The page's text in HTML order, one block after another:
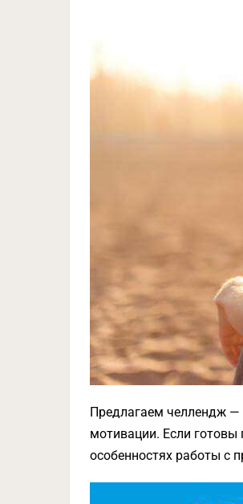
Предлагаем челлендж
мотивации. Если
особенностях работы с